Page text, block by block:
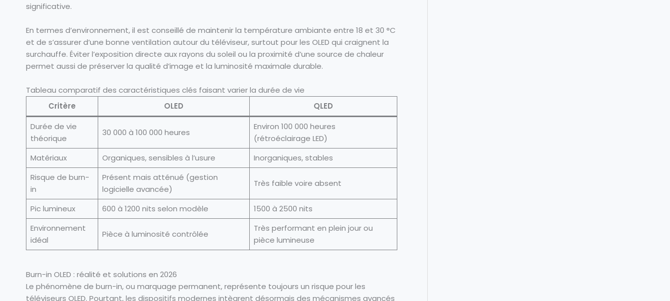
significative.
En termes d’environnement, il est conseillé de maintenir la température ambiante entre 18 et 30 °C
et de s’assurer d’une bonne ventilation autour du téléviseur, surtout pour les OLED qui craignent la
surchauffe. Éviter l’exposition directe aux rayons du soleil ou la proximité d’une source de chaleur
permet aussi de préserver la qualité d’image et la luminosité maximale durable.
Tableau comparatif des caractéristiques clés faisant varier la durée de vie
Critère
OLED
QLED
Durée de vie
théorique
30 000 à 100 000 heures
Environ 100 000 heures
(rétroéclairage LED)
Matériaux
Organiques, sensibles à l’usure
Inorganiques, stables
Risque de burn-
in
Présent mais atténué (gestion
logicielle avancée)
Très faible voire absent
Pic lumineux 600 à 1200 nits selon modèle
1500 à 2500 nits
Environnement
idéal
Pièce à luminosité contrôlée
Très performant en plein jour ou
pièce lumineuse
Burn-in OLED : réalité et solutions en 2026
Le phénomène de burn-in, ou marquage permanent, représente toujours un risque pour les
téléviseurs OLED. Pourtant, les dispositifs modernes intègrent désormais des mécanismes avancés